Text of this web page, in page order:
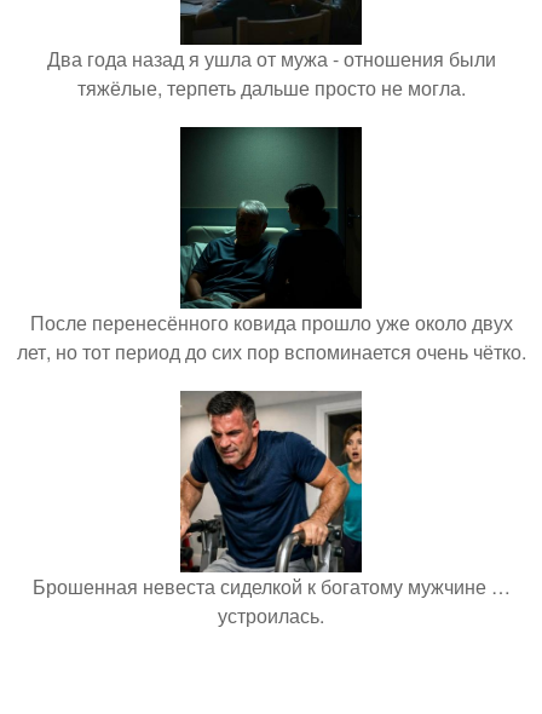
Два года назад я ушла от мужа - отношения были
тяжёлые, терпеть дальше просто не могла.
После перенесённого ковида прошло уже около двух
лет, но тот период до сих пор вспоминается очень чётко.
Брошенная невеста сиделкой к богатому мужчине …
устроилась.